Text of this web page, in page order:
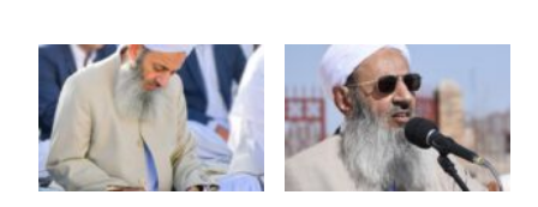
04 نوامبر 2022 01 نوامبر 2022